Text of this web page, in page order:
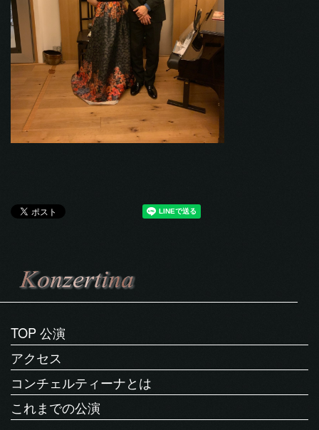
TOP 公演
アクセス
コンチェルティーナとは
これまでの公演